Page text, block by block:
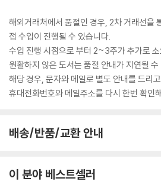
해외거래처에서 품절인 경우, 2차 거래선을
접 수입이 진행될 수 있습니다.
수입 진행 시점으로 부터 2~3주가 추가로
원활하지 않은 도서는 품절 안내가 지연될 수
해당 경우, 문자와 메일로 별도 안내를 드리
휴대전화번호와 메일주소를 다시 한번 확인
배송/반품/교환 안내
이 분야 베스트셀러